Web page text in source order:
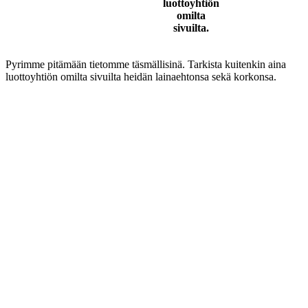
luottoyhtiön
omilta
sivuilta.
Pyrimme pitämään tietomme täsmällisinä. Tarkista kuitenkin aina
luottoyhtiön omilta sivuilta heidän lainaehtonsa sekä korkonsa.